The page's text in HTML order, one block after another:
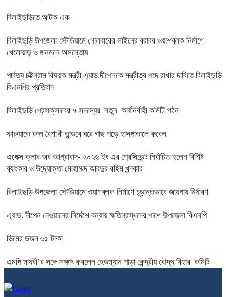
বিলাইছড়িতে আটক এক
বিলাইছড়ি উপজেলা স্টেডিয়ামে গোলবারের লাইনের বরাবর ওয়াশব্লক নির্মাণে
খেলোয়াড় ও জনমনে অসন্তোষ
পার্বত্য চট্টগ্রাম বিষয়ক মন্ত্রী এ্যাড.দীপেনকে মন্ত্রীত্ব পদে রাখার দাবিতে বিলাইছড়ি
বিএনপির প্রতিবাদ
বিলাইছড়ি প্রেসক্লাবের ৭ সদস্যের নতুন কার্যনির্বাহী কমিটি গঠন
ফারুয়াতে কাল বৈশাখী তান্ডবে ঘরে গাছ পড়ে হাসপাতালে রুবেল
এপেক্স ক্লাব অব আগ্রাবাদ- ২০২৬ ইং এর প্রেসিডেন্ট নির্বাচিত হলেন বিশিষ্ট
ব্যাংকার ও উদ্যোক্তা মোহাম্মদ আবদুর রহিম খন্দকার
বিলাইছড়ি উপজেলা স্টেডিয়ামে ওয়াশব্লক নির্মাণে চূড়ান্তভাবে জায়গায় নির্ধারণ
এ্যাড. দীপেন দেওয়ানের নির্দেশে বন্যায় ক্ষতিগ্রস্থদের পাশে উপজেলা বিএনপি
ডিমের ডজন ৬৫ টাকা
এমপি মাধবী’র সঙ্গে সক্ষাৎ করলেন হেডম্যান পাড়া কেন্দ্রীয় বৌদ্ধ বিহার কমিটি